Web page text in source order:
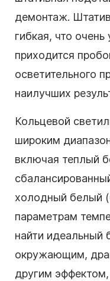
демонтаж.
гибкая, что
приходится
осветительного
наилучших
Кольцевой
широким
включая теплый
холодный белый
параметрам
найти идеальный
окружающим,
другим